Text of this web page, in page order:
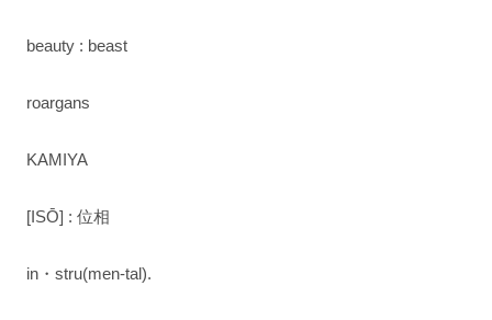
beauty : beast
roargans
KAMIYA
[ISŌ] : 位相
in・stru(men-tal).